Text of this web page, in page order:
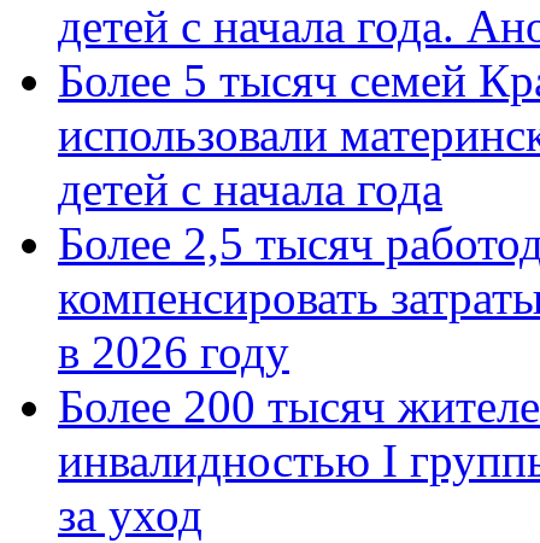
детей с начала года.
Более 5 тысяч семей
использовали
детей с начала года
Более 2,5 тысяч
компенсировать
в 2026 году
Более 200 тысяч
инвалидностью I
за уход